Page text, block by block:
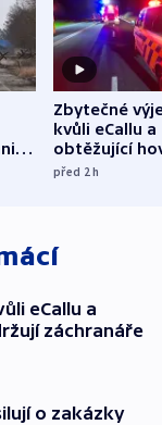
Zbytečné
kvůli eCallu a
obtěžující
zdržují
před 2h
eCallu a
záchranáře
o zakázky